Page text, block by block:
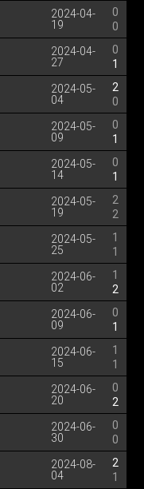
2024-04-
19
0
0
2024-04-
27
0
1
2024-05-
04
2
0
2024-05-
09
0
1
2024-05-
14
0
1
2024-05-
19
2
2
2024-05-
25
1
1
2024-06-
02
1
2
2024-06-
09
0
1
2024-06-
15
1
1
2024-06-
20
0
2
2024-06-
30
0
0
2024-08-
04
2
1